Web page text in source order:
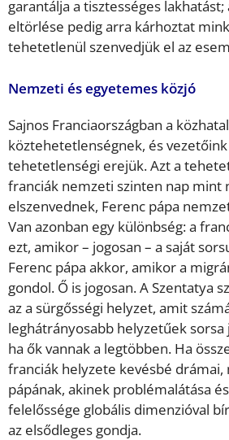
garantálja a tisztességes
eltörlése pedig arra kárhoztat
tehetetlenül szenvedjük el az
Nemzeti és egyetemes közjó
Sajnos Franciaországban a
köztehetetlenségnek, és
tehetetlenségi erejük. Azt a
franciák nemzeti szinten nap mint
elszenvednek, Ferenc pápa
Van azonban egy különbség: a
ezt, amikor – jogosan – a saját
Ferenc pápa akkor, amikor a
gondol. Ő is jogosan. A Szentatya
az a sürgősségi helyzet, amit
leghátrányosabb helyzetűek
ha ők vannak a legtöbben. Ha
franciák helyzete kevésbé drámai,
pápának, akinek problémalátása
felelőssége globális dimenzióval
az elsődleges gondja.